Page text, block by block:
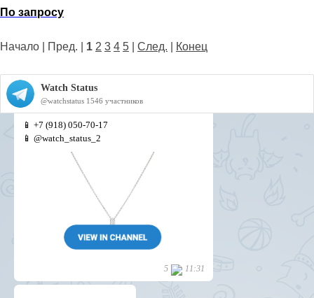
По запросу
Начало | Пред. | 1 2 3 4 5 След. Конец